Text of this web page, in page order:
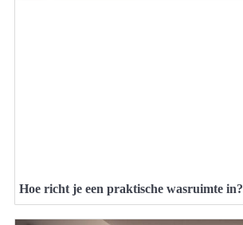
Hoe richt je een praktische wasruimte in?